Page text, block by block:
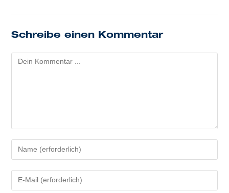
Schreibe einen Kommentar
Kommentieren
Gib
deinen
Namen
oder
Gib
deine